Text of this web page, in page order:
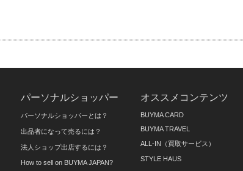
パーソナルショッパー
パーソナルショッパーとは？
出品者になって売るには？
法人ショップ出店するには？
How to sell on BUYMA JAPAN?
オススメコンテンツ
BUYMA CARD
BUYMA TRAVEL
ALL-IN（買取サービス）
STYLE HAUS